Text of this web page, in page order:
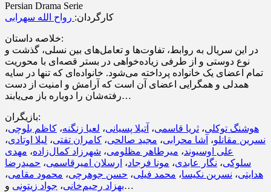
Persian Drama Serie
کارگردان: رواح الله سهرابی
خلاصه داستان:
در این سریال به روابط، تفاوت‌ها و تعامل‌های بین نسلی، گذشت و
نوع دوستی و از طرفی زیاده‌خواهی در بستر قصه‌ای با محوریت
تمام اعضای یک خانواده پرداخته می‌شود. خانواده‌ای که تنها در سایه
همدلی و همگرایی اعضای آن است که آرامش و امنیت از دست
رفته‌شان را دوباره باز می‌یابند…
بازیگران:
هوشنگ توکلی، ثریا قاسمی، آتیلا پسیانی، لعیا زنگنه، کاظم بلوچی،
نسرین مقانلو، آشا محرابی، مجید صالحی، کامران تفتی، لیلا اوتادی،
علی اوسیوند، میرطاهر مظلومی، شهرزاد کمال‌زاده، مهدی
سلوکی، نگار عابدی، مونا فرجاد، ارسلان امیرقاسمی، حمیدرضا
هدایتی، نسرین نکیسا، محمد فیلی، حسن جوهرچی، محمود مقامی،
بهزاد رحیم‌خانی، جواد زیتونی و…